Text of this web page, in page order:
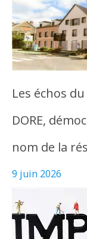
Les échos
DORE,
nom de la
9 juin 2026